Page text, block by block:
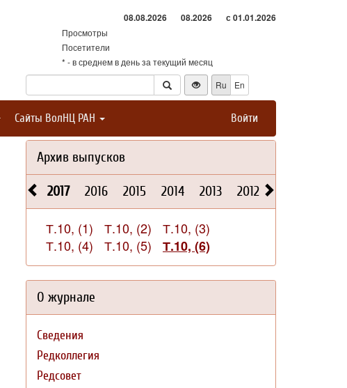
08.08.2026 08.2026 с 01.01.2026
Просмотры
Посетители
* - в среднем в день за текущий месяц
Ru
En
Сайты ВолНЦ РАН Войти
Архив выпусков
2017 2016 2015 2014 2013 2012
Т.10, (1) Т.10, (2)
Т.10, (3)
Т.10, (4)
Т.10, (5) Т.10, (6)
О журнале
Сведения
Редколлегия
Редсовет